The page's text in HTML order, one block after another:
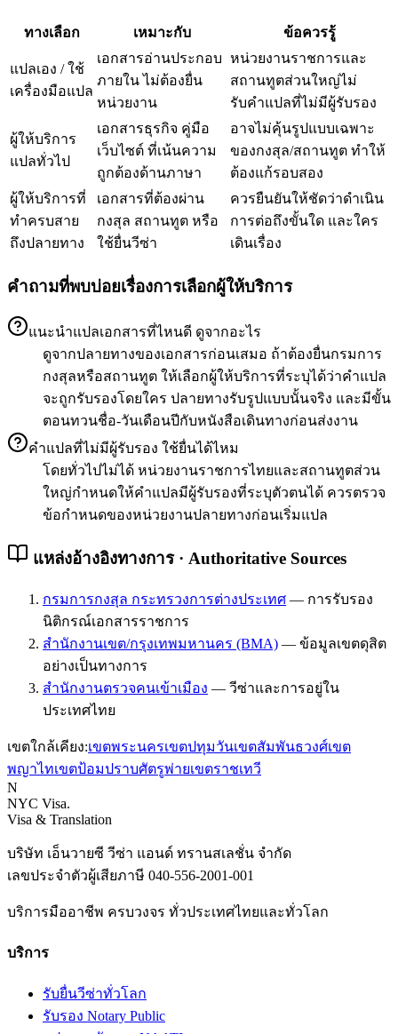
ทางเลือก เหมาะกับ ข้อควรรู้
แปลเอง / ใช้
เครื่องมือแปล
เอกสารอ่านประกอบ
ภายใน ไม่ต้องยื่น
หน่วยงาน
หน่วยงานราชการและ
สถานทูตส่วนใหญ่ไม่
รับคำแปลที่ไม่มีผู้รับรอง
ผู้ให้บริการ
แปลทั่วไป
เอกสารธุรกิจ คู่มือ
เว็บไซต์ ที่เน้นความ
ถูกต้องด้านภาษา
อาจไม่คุ้นรูปแบบเฉพาะ
ของกงสุล/สถานทูต ทำให้
ต้องแก้รอบสอง
ผู้ให้บริการที่
ทำครบสาย
ถึงปลายทาง
เอกสารที่ต้องผ่าน
กงสุล สถานทูต หรือ
ใช้ยื่นวีซ่า
ควรยืนยันให้ชัดว่าดำเนิน
การต่อถึงขั้นใด และใคร
เดินเรื่อง
คำถามที่พบบ่อยเรื่องการเลือกผู้ให้บริการ
แนะนำแปลเอกสารที่ไหนดี ดูจากอะไร
ดูจากปลายทางของเอกสารก่อนเสมอ ถ้าต้องยื่นกรมการ
กงสุลหรือสถานทูต ให้เลือกผู้ให้บริการที่ระบุได้ว่าคำแปล
จะถูกรับรองโดยใคร ปลายทางรับรูปแบบนั้นจริง และมีขั้น
ตอนทวนชื่อ-วันเดือนปีกับหนังสือเดินทางก่อนส่งงาน
คำแปลที่ไม่มีผู้รับรอง ใช้ยื่นได้ไหม
โดยทั่วไปไม่ได้ หน่วยงานราชการไทยและสถานทูตส่วน
ใหญ่กำหนดให้คำแปลมีผู้รับรองที่ระบุตัวตนได้ ควรตรวจ
ข้อกำหนดของหน่วยงานปลายทางก่อนเริ่มแปล
แหล่งอ้างอิงทางการ · Authoritative Sources
กรมการกงสุล กระทรวงการต่างประเทศ — การรับรอง
นิติกรณ์เอกสารราชการ
สำนักงานเขต/กรุงเทพมหานคร (BMA) — ข้อมูลเขตดุสิต
อย่างเป็นทางการ
สำนักงานตรวจคนเข้าเมือง — วีซ่าและการอยู่ใน
ประเทศไทย
เขตใกล้เคียง:เขตพระนครเขตปทุมวันเขตสัมพันธวงศ์เขต
พญาไทเขตป้อมปราบศัตรูพ่ายเขตราชเทวี
N
NYC Visa.
Visa & Translation
บริษัท เอ็นวายซี วีซ่า แอนด์ ทรานสเลชั่น จำกัด
เลขประจำตัวผู้เสียภาษี 040-556-2001-001
บริการมืออาชีพ ครบวงจร ทั่วประเทศไทยและทั่วโลก
บริการ
รับยื่นวีซ่าทั่วโลก
รับรอง Notary Public